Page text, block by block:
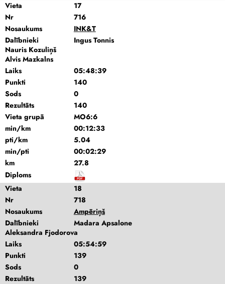
Vieta
17
Nr
716
Nosaukums
INK&T
Dalībnieki
Ingus Tonnis
Nauris Kozuliņš
Alvis Mazkalns
Laiks
05:48:39
Punkti
140
Sods
0
Rezultāts
140
Vieta grupā
MO6:6
min/km
00:12:33
pti/km
5.04
min/pti
00:02:29
km
27.8
Diploms
Vieta
18
Nr
718
Nosaukums
Ampēriņš
Dalībnieki
Madara Apsalone
Aleksandra Fjodorova
Laiks
05:54:59
Punkti
139
Sods
0
Rezultāts
139